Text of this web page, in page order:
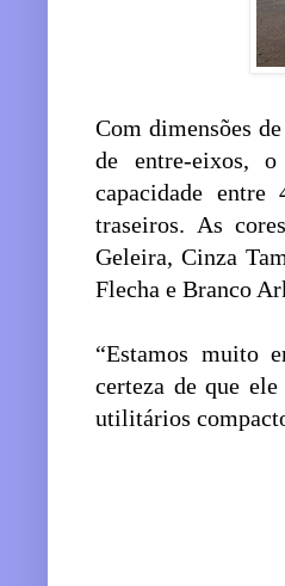
Com dimensões
de entre-eixos,
capacidade
traseiros. As
Geleira, Cinza
Flecha e Branco
“Estamos muito
certeza de que
utilitários